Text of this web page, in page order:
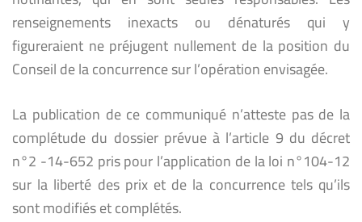
renseignements inexacts ou dénaturés qui y
figureraient ne préjugent nullement de la position du
Conseil de la concurrence sur l’opération envisagée.
La publication de ce communiqué n’atteste pas de la
complétude du dossier prévue à l’article 9 du décret
n°2 -14-652 pris pour l’application de la loi n°104-12
sur la liberté des prix et de la concurrence tels qu’ils
sont modifiés et complétés.